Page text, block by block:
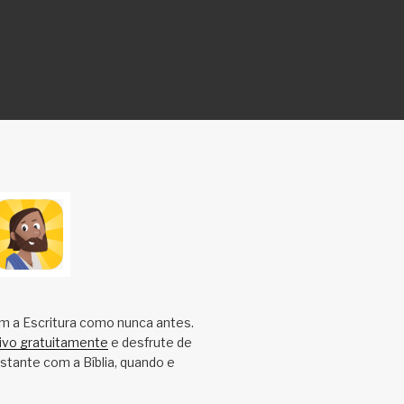
a Escritura como nunca antes.
gratuitamente e desfrute de
com a Bíblia, quando e